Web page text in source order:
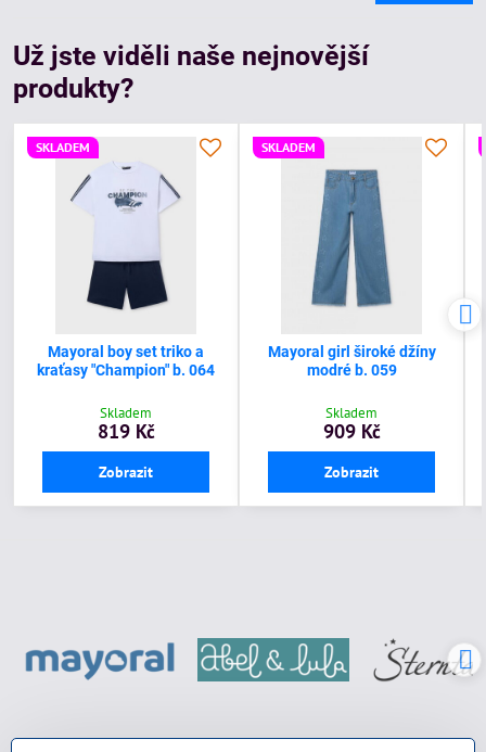
Už jste viděli naše nejnovější
produkty?
SKLADEM
Mayoral boy set triko a
kraťasy "Champion" b. 064
Skladem
819 Kč
Zobrazit
SKLADEM
Mayoral girl široké džíny
modré b. 059
Skladem
909 Kč
Zobrazit